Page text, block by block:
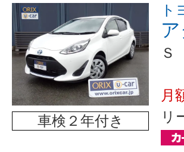
車検２年付き
ト
Ｓ
月
リ